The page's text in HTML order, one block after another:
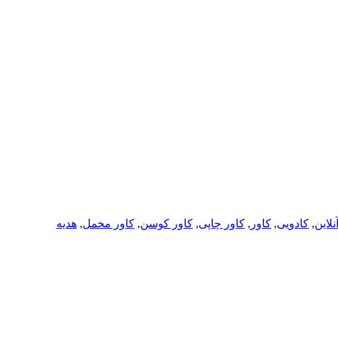
, کادویی, کاور , کاور چاپی, کاور کوسن, کاور مخمل, هدیه